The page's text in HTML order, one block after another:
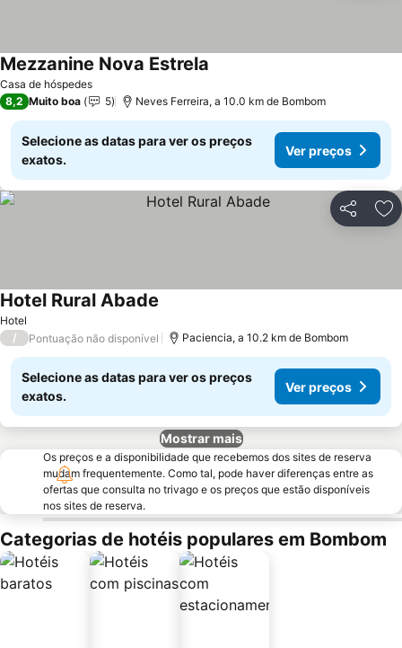
Casa de hóspedes
Mezzanine Nova Estrela
8,2 Muito boa 5 Neves Ferreira, a 10.0 km de Bombom
Selecione as datas para ver os preços
exatos.
Ver preços
Partilhar
Hotel
Hotel Rural Abade
/ Pontuação não disponível Paciencia, a 10.2 km de Bombom
Selecione as datas para ver os preços
exatos.
Ver preços
Mostrar mais
Os preços e a disponibilidade que recebemos dos sites de reserva
mudam frequentemente. Como tal, pode haver diferenças entre as
ofertas que consulta no trivago e os preços que estão disponíveis
nos sites de reserva.
Categorias de hotéis populares em Bombom